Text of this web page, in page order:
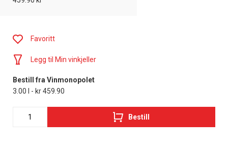
Favoritt
Legg til Min vinkjeller
Bestill fra Vinmonopolet
3.00 l - kr 459.90
Bestill